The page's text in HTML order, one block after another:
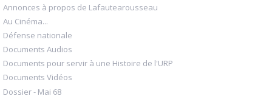
Annonces à propos de Lafautearousseau
Au Cinéma...
Défense nationale
Documents Audios
Documents pour servir à une Histoire de l'URP
Documents Vidéos
Dossier - Mai 68